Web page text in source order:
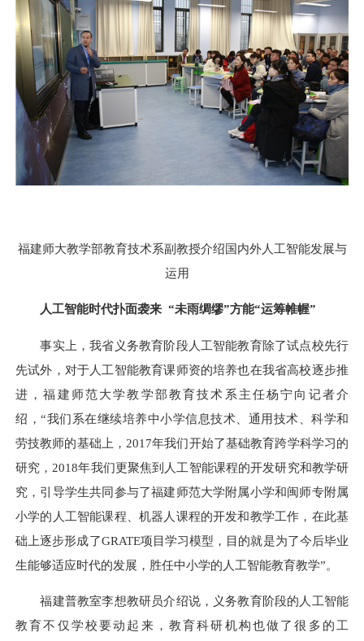
福建师大教学部教育技术系副教授介绍国内外人工智能发展与
运用
人工智能时代扑面袭来 “未雨绸缪”方能“运筹帷幄”
事实上，我省义务教育阶段人工智能教育除了试点校先行
先试外，对于人工智能教育课师资的培养也在我省高校逐步推
进，福建师范大学教学部教育技术系主任杨宁向记者介
绍， “我们系在继续培养中小学信息技术、通用技术、科学和
劳技教师的基础上，2017年我们开始了基础教育跨学科学习的
研究，2018年我们更聚焦到人工智能课程的开发研究和教学研
究，引导学生共同参与了福建师范大学附属小学和闽师专附属
小学的人工智能课程、机器人课程的开发和教学工作，在此基
础上逐步形成了GRATE项目学习模型，目的就是为了今后毕业
生能够适应时代的发展，胜任中小学的人工智能教育教学”。
福建普教室李想教研员介绍说，义务教育阶段的人工智能
教育不仅学校要动起来，教育科研机构也做了很多的工